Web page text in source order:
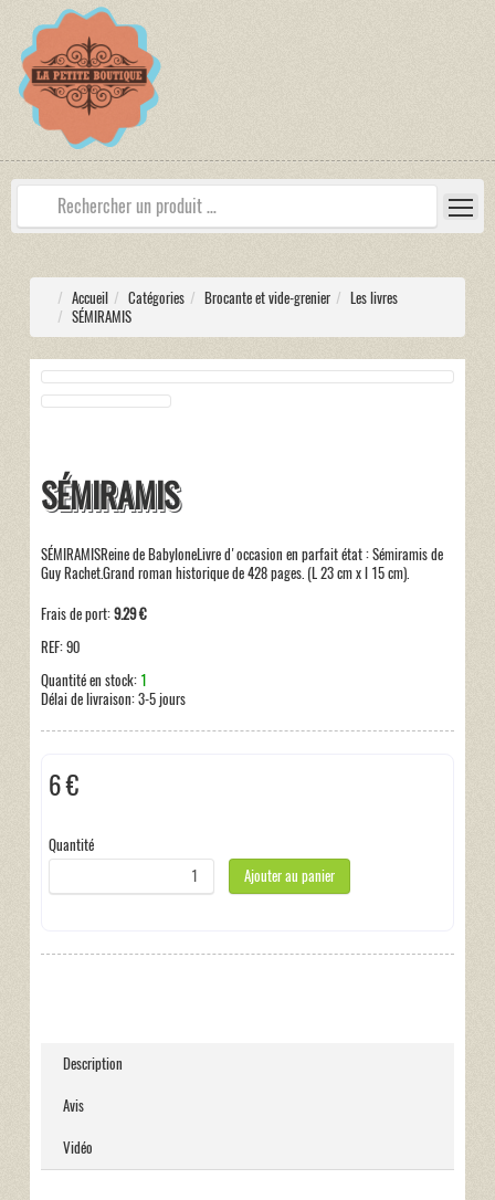
Accueil Catégories Brocante et vide-grenier
Les livres
SÉMIRAMIS
SÉMIRAMIS
SÉMIRAMISReine de BabyloneLivre d'occasion en parfait état : Sémiramis de
Guy Rachet.Grand roman historique de 428 pages. (L 23 cm x l 15 cm).
Frais de port:9.29 €
REF:90
Quantité en stock: 1
Délai de livraison:3-5 jours
6 €
Quantité
Ajouter au panier
Description
Avis
Vidéo